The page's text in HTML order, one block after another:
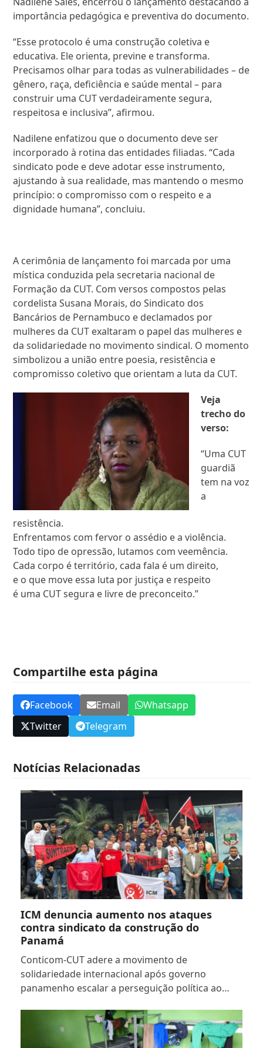
importância pedagógica e preventiva do documento.
“Esse protocolo é uma construção coletiva e
educativa. Ele orienta, previne e transforma.
Precisamos olhar para todas as vulnerabilidades – de
gênero, raça, deficiência e saúde mental – para
construir uma CUT verdadeiramente segura,
respeitosa e inclusiva”, afirmou.
Nadilene enfatizou que o documento deve ser
incorporado à rotina das entidades filiadas. “Cada
sindicato pode e deve adotar esse instrumento,
ajustando à sua realidade, mas mantendo o mesmo
princípio: o compromisso com o respeito e a
dignidade humana”, concluiu.
A cerimônia de lançamento foi marcada por uma
mística conduzida pela secretaria nacional de
Formação da CUT. Com versos compostos pelas
cordelista Susana Morais, do Sindicato dos
Bancários de Pernambuco e declamados por
mulheres da CUT exaltaram o papel das mulheres e
da solidariedade no movimento sindical. O momento
simbolizou a união entre poesia, resistência e
compromisso coletivo que orientam a luta da CUT.
Veja
trecho do
verso:
“Uma CUT
guardiã
tem na voz
a
resistência.
Enfrentamos com fervor o assédio e a violência.
Todo tipo de opressão, lutamos com veemência.
Cada corpo é território, cada fala é um direito,
e o que move essa luta por justiça e respeito
é uma CUT segura e livre de preconceito.”
Compartilhe esta página
Facebook Email
Whatsapp
Twitter
Telegram
Notícias Relacionadas
ICM denuncia aumento nos ataques
contra sindicato da construção do
Panamá
Conticom-CUT adere a movimento de
solidariedade internacional após governo
panamenho escalar a perseguição política ao…